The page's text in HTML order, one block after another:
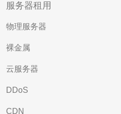
服务器租用
物理服务器
裸金属
云服务器
DDoS
CDN